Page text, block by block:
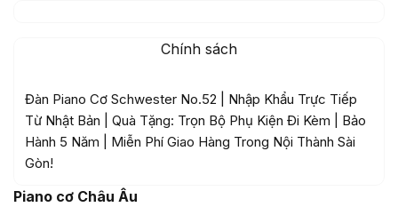
Chính sách
Đàn Piano Cơ Schwester No.52 | Nhập Khẩu Trực Tiếp
Từ Nhật Bản | Quà Tặng: Trọn Bộ Phụ Kiện Đi Kèm | Bảo
Hành 5 Năm | Miễn Phí Giao Hàng Trong Nội Thành Sài
Gòn!
Piano cơ Châu Âu